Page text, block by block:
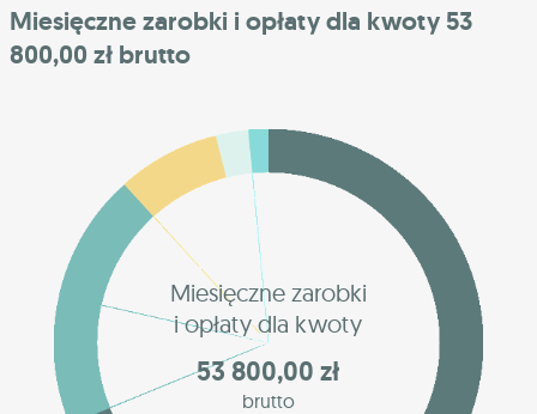
Miesięczne zarobki i opłaty dla kwoty 53
800,00 zł brutto
Miesięczne zarobki
i opłaty dla kwoty
53 800,00 zł
brutto